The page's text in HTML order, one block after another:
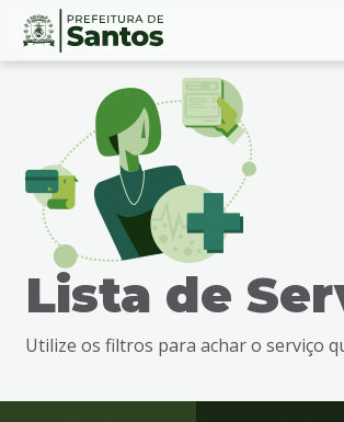
Ir
busca
Ir
Conteúdo
Lista de
Utilize os filtros para achar o serviço